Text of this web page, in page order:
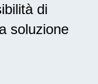
di
soluzione